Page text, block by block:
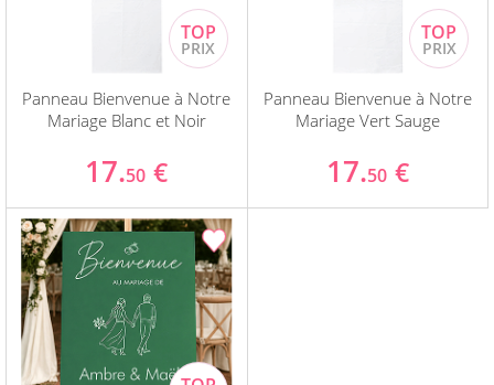
Panneau Bienvenue à Notre
Mariage Blanc et Noir
17.50 €
Panneau Bienvenue à Notre
Mariage Vert Sauge
17.50 €